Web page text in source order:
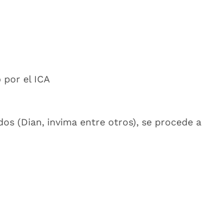
el ICA
(Dian, invima entre otros), se procede a